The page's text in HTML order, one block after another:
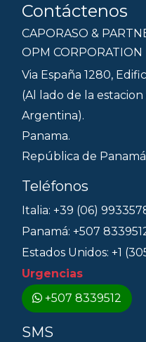
Contáctenos
CAPORASO &
OPM CORPORATION
Via España 1280,
(Al lado de la
Argentina).
Panama.
República de
Teléfonos
Italia: +39 (06)
Panamá: +507
Estados Unidos: +1
Urgencias
+507 8339512
SMS